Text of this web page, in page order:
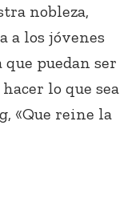
nobleza,
a los jóvenes
puedan ser
lo que sea
«Que reine la